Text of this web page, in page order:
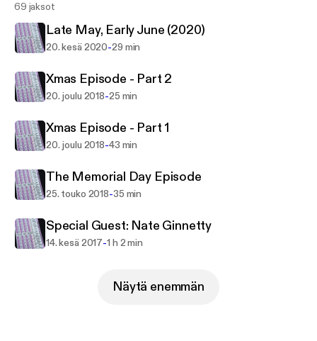
69 jaksot
Late May, Early June (2020)
20. kesä 2020-29 min
Xmas Episode - Part 2
20. joulu 2018-25 min
Xmas Episode - Part 1
20. joulu 2018-43 min
The Memorial Day Episode
25. touko 2018-35 min
Special Guest: Nate Ginnetty
14. kesä 2017-1 h 2 min
Näytä enemmän